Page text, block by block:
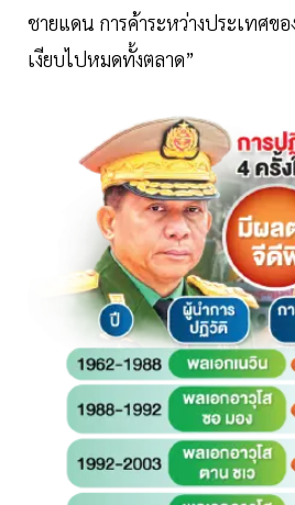
ชายแดน การค้าระหว่างประเทศข
เงียบไปหมดทั้งตลาด”